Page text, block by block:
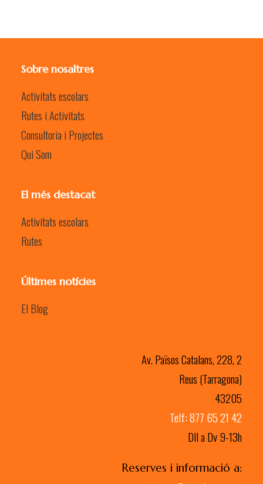
Sobre nosaltres
Activitats escolars
Rutes i Activitats
Consultoria i Projectes
Qui Som
El més destacat
Activitats escolars
Rutes
Últimes notícies
El Blog
Av. Països Catalans, 228, 2
Reus (Tarragona)
43205
Telf: 877 65 21 42
Dll a Dv 9-13h
Reserves i informació a: